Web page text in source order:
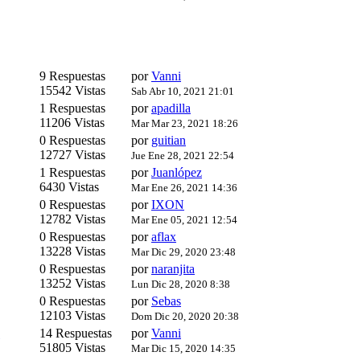
9 Respuestas
15542 Vistas
porVanni
Sab Abr 10, 2021 21:01
1 Respuestas
11206 Vistas
porapadilla
Mar Mar 23, 2021 18:26
0 Respuestas
12727 Vistas
por guitian
Jue Ene 28, 2021 22:54
1 Respuestas
6430 Vistas
porJuanlópez
Mar Ene 26, 2021 14:36
0 Respuestas
12782 Vistas
porIXON
Mar Ene 05, 2021 12:54
0 Respuestas
13228 Vistas
poraflax
Mar Dic 29, 2020 23:48
0 Respuestas
13252 Vistas
pornaranjita
Lun Dic 28, 2020 8:38
0 Respuestas
12103 Vistas
por Sebas
Dom Dic 20, 2020 20:38
14 Respuestas
51805 Vistas
porVanni
Mar Dic 15, 2020 14:35